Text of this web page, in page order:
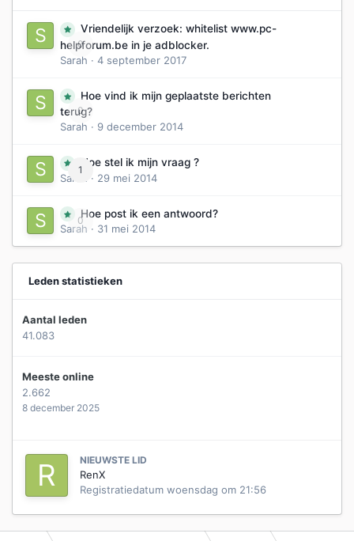
0
Vriendelijk verzoek: whitelist www.pc-
helpforum.be in je adblocker.
Sarah · 4 september 2017
0
Hoe vind ik mijn geplaatste berichten
terug?
Sarah · 9 december 2014
1
Hoe stel ik mijn vraag ?
Sarah
· 29 mei 2014
0
Hoe post ik een antwoord?
Sarah · 31 mei 2014
Leden statistieken
Aantal leden
41.083
Meeste online
2.662
8 december 2025
NIEUWSTE LID
RenX
Registratiedatum woensdag om 21:56